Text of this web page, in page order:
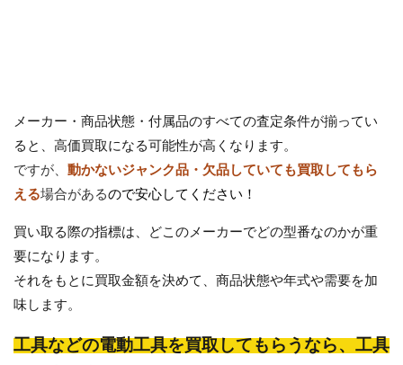
メーカー・商品状態・付属品のすべての査定条件が揃ってい
ると、高価買取になる可能性が高くなります。
ですが、 動かないジャンク品・欠品していても買取してもら
える場合があるので安心してください！
買い取る際の指標は、どこのメーカーでどの型番なのかが重
要になります。
それをもとに買取金額を決めて、商品状態や年式や需要を加
味します。
工具などの電動工具を買取してもらうなら、工具